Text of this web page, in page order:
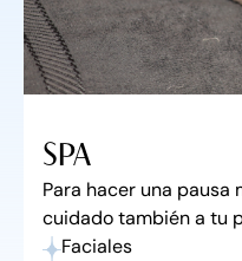
SPA
Para hacer una
cuidado también a tu
Faciales